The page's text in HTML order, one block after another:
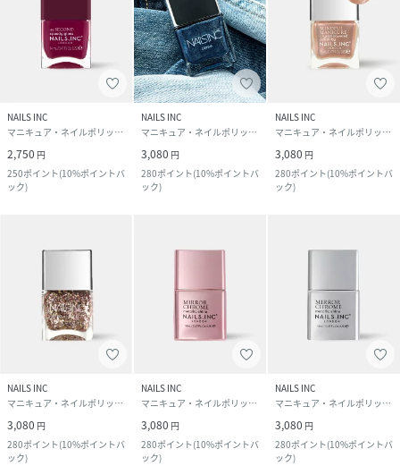
NAILS INC
マニキュア・ネイルポリッシュ
2,750 円
250ポイント(10%ポイントバ
ック)
NAILS INC
マニキュア・ネイルポリッシュ
3,080 円
280ポイント(10%ポイントバ
ック)
NAILS INC
マニキュア・ネイルポリッシュ
3,080 円
280ポイント(10%ポイントバ
ック)
NAILS INC
マニキュア・ネイルポリッシュ
3,080 円
280ポイント(10%ポイントバ
ック)
NAILS INC
マニキュア・ネイルポリッシュ
3,080 円
280ポイント(10%ポイントバ
ック)
NAILS INC
マニキュア・ネイルポリッシュ
3,080 円
280ポイント(10%ポイントバ
ック)